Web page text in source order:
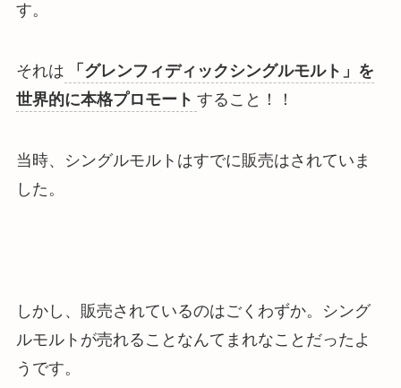
す。
それは
「グレンフィディックシングルモルト」を
世界的に本格プロモート すること！！
当時、シングルモルトはすでに販売はされていま
した。
しかし、販売されているのはごくわずか。シング
ルモルトが売れることなんてまれなこと だったよ
うです。